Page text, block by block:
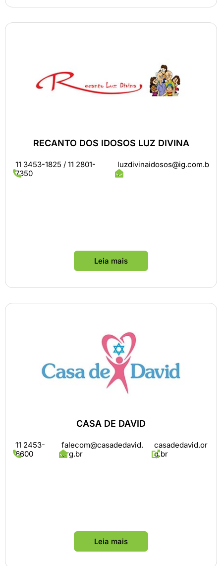
RECANTO DOS IDOSOS LUZ DIVINA
11 3453-1825 / 11 2801-
7350
luzdivinaidosos@ig.com.b
r
Leia mais
CASA DE DAVID
11 2453-
6600
falecom@casadedavid.
org.br
casadedavid.or
g.br
Leia mais